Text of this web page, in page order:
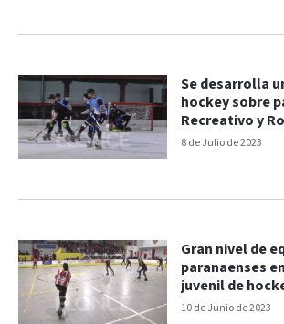
8 de Julio de 2023
Se desarrolla
hockey sobre
Recreativo y
10 de Junio de 2023
Gran nivel de
paranaenses
juvenil de